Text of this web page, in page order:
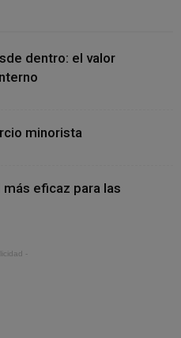
dentro: el valor
minorista
eficaz para las
-